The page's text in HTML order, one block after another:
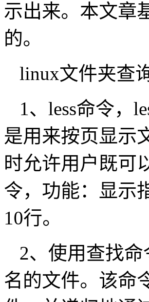
示出来。本文章
的。
linux文件夹查
1、less命令，
是用来按页显示
时允许用户既可
令，功能：显示
10行。
2、使用查找
名的文件。该命